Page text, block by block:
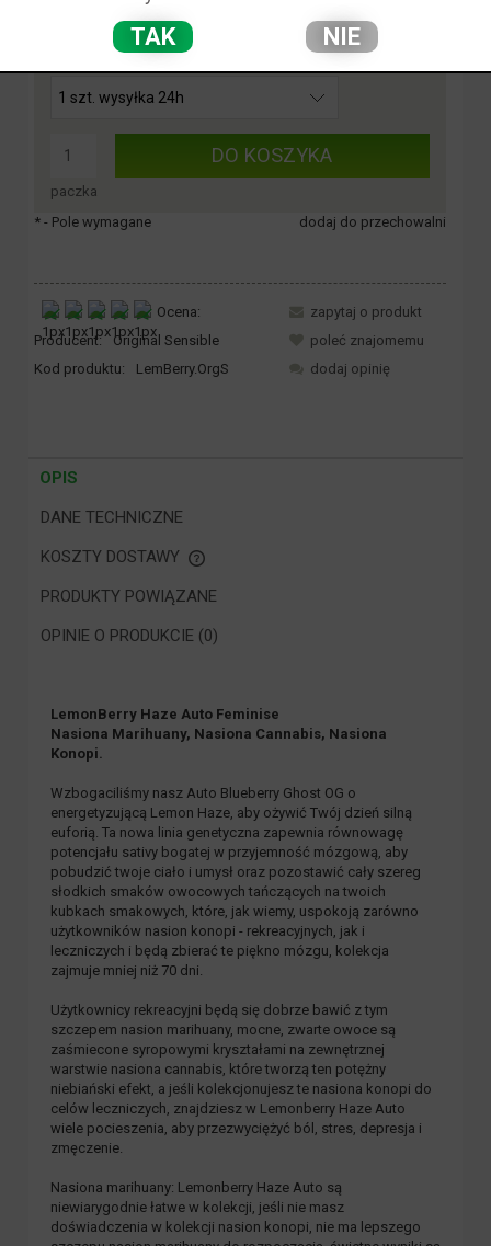
paczka
DO KOSZYKA
dodaj do przechowalni
* - Pole wymagane
Ocena:
Producent: Original Sensible
Kod produktu:
LemBerry.OrgS
zapytaj o produkt
poleć znajomemu
dodaj opinię
OPIS
DANE TECHNICZNE
KOSZTY DOSTAWY
CENA NIE ZAWIERA EWENTUALNYCH KOSZTÓW PŁATNOŚCI
PRODUKTY POWIĄZANE
OPINIE O PRODUKCIE (0)
LemonBerry Haze Auto Feminise
Nasiona Marihuany, Nasiona Cannabis, Nasiona
Konopi.
Wzbogaciliśmy nasz Auto Blueberry Ghost OG o
energetyzującą Lemon Haze, aby ożywić Twój dzień silną
euforią. Ta nowa linia genetyczna zapewnia równowagę
potencjału sativy bogatej w przyjemność mózgową, aby
pobudzić twoje ciało i umysł oraz pozostawić cały szereg
słodkich smaków owocowych tańczących na twoich
kubkach smakowych, które, jak wiemy, uspokoją zarówno
użytkowników nasion konopi - rekreacyjnych, jak i
leczniczych i będą zbierać te piękno mózgu, kolekcja
zajmuje mniej niż 70 dni.
Użytkownicy rekreacyjni będą się dobrze bawić z tym
szczepem nasion marihuany, mocne, zwarte owoce są
zaśmiecone syropowymi kryształami na zewnętrznej
warstwie nasiona cannabis, które tworzą ten potężny
niebiański efekt, a jeśli kolekcjonujesz te nasiona konopi do
celów leczniczych, znajdziesz w Lemonberry Haze Auto
wiele pocieszenia, aby przezwyciężyć ból, stres, depresja i
zmęczenie.
Nasiona marihuany: Lemonberry Haze Auto są
niewiarygodnie łatwe w kolekcji, jeśli nie masz
doświadczenia w kolekcji nasion konopi, nie ma lepszego
TAK NIE